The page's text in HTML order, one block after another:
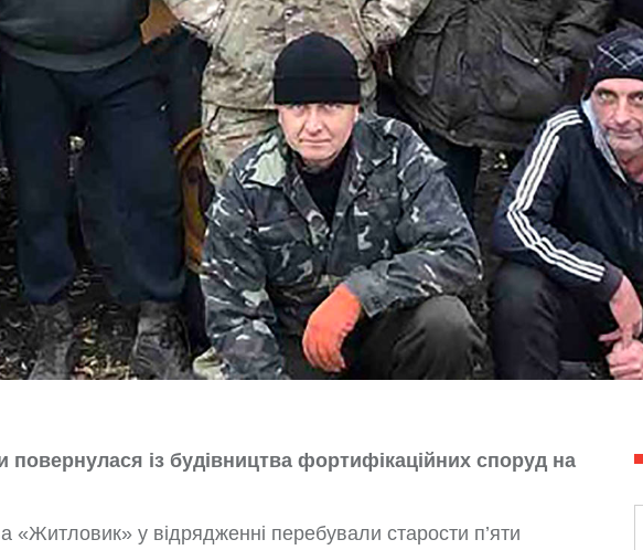
повернулася із будівництва фортифікаційних споруд на
«Житловик» у відрядженні перебували старости п’яти